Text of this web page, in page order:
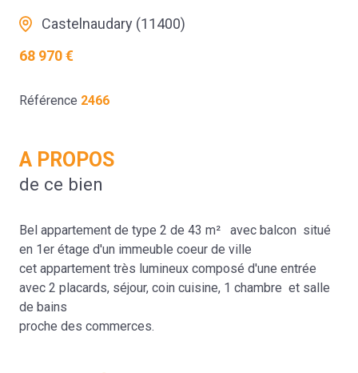
Castelnaudary (11400)
68 970 €
Référence 2466
A PROPOS
de ce bien
Bel appartement de type 2 de 43 m² avec balcon situé
en 1er étage d'un immeuble coeur de ville
cet appartement très lumineux composé d'une entrée
avec 2 placards, séjour, coin cuisine, 1 chambre et salle
de bains
proche des commerces.